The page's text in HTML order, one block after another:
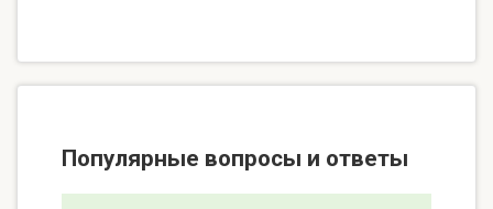
Популярные вопросы и ответы